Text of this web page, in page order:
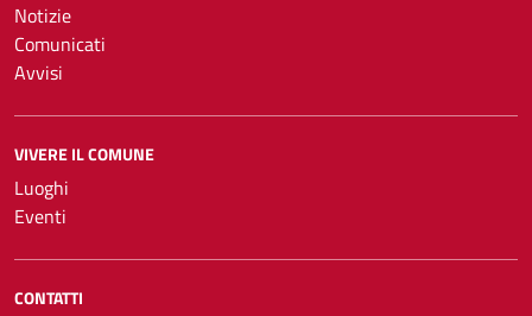
Notizie
Comunicati
Avvisi
VIVERE IL COMUNE
Luoghi
Eventi
CONTATTI